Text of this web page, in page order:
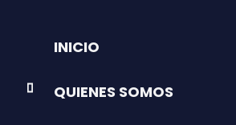
INICIO
QUIENES SOMOS